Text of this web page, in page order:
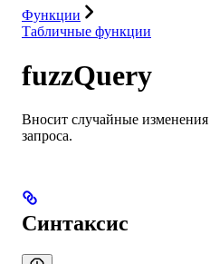
Функции
Табличные функции
fuzzQuery
Вносит случайные
запроса.
Синтаксис